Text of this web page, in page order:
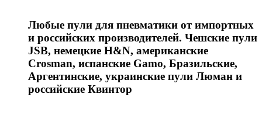
Любые пули для пневматики от импортных
и российских производителей. Чешские пули
JSB, немецкие H&N, американские
Crosman, испанские Gamo, Бразильские,
Аргентинские, украинские пули Люман и
российские Квинтор